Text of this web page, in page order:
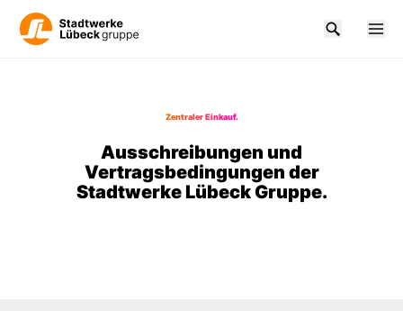
Zentraler Einkauf.
Ausschreibungen und
Vertragsbedingungen der
Stadtwerke Lübeck Gruppe.